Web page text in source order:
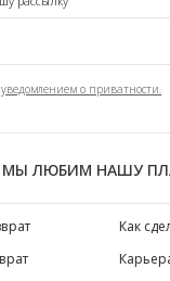
о приватности.
МЫ ЛЮБИМ НАШУ
Как